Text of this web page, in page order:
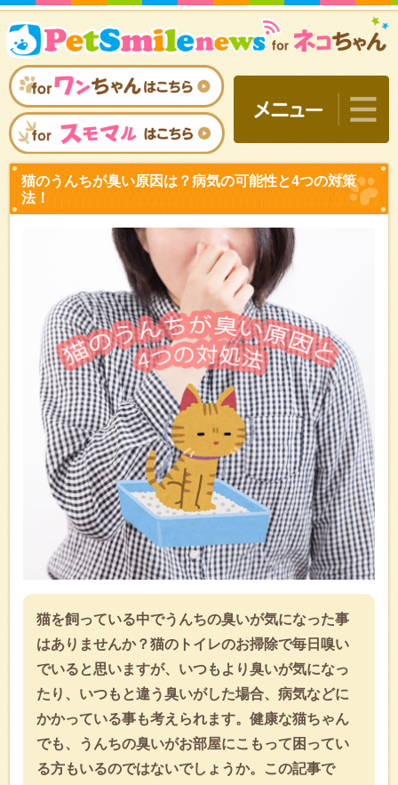
猫のうんちが臭い原因は？
法！
猫を飼っている中でうんちの臭いが気になった事
はありませんか？猫のトイレのお掃除で毎日嗅い
でいると思いますが、いつもより臭いが気になっ
たり、いつもと違う臭いがした場合、病気などに
かかっている事も考えられます。健康な猫ちゃん
でも、うんちの臭いがお部屋にこもって困ってい
る方もいるのではないでしょうか。この記事で